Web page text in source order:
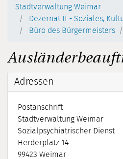
Stadtverwaltung Weimar
Dezernat II - Soziales,
Büro des Bürgermeisters
Adressen
Postanschrift
Stadtverwaltung Weimar
Sozialpsychiatrischer Dienst
Herderplatz 14
99423 Weimar